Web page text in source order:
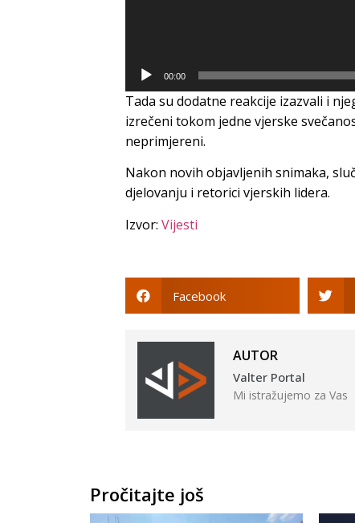
00:00
Tada su dodatne reakcije izazvali i
izrečeni tokom jedne vjerske
neprimjereni.
Nakon novih objavljenih snimaka,
djelovanju i retorici vjerskih lidera.
Izvor: Vijesti
Facebook
AUTOR
Valter Portal
Mi istražujemo za Vas
Pročitajte još